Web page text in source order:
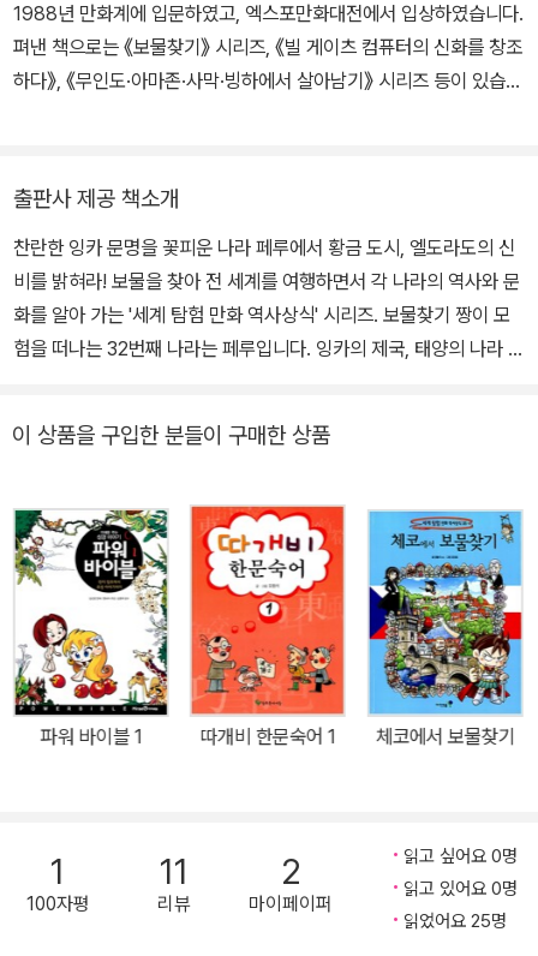
재할까요? 과연 팡이는 키푸의 암호를 풀고 페루의 보물을 찾아낼 수
있을까요?
1988년 만화계에 입문하였고, 엑스포만화대전에서 입상하였습니다.
펴낸 책으로는 《보물찾기》 시리즈, 《빌 게이츠 컴퓨터의 신화를 창조
하다》, 《무인도·아마존·사막·빙하에서 살아남기》 시리즈 등이 있습니
출판사 제공 책소개
찬란한 잉카 문명을 꽃피운 나라 페루에서 황금 도시, 엘도라도의 신
비를 밝혀라! 보물을 찾아 전 세계를 여행하면서 각 나라의 역사와 문
화를 알아 가는 '세계 탐험 만화 역사상식' 시리즈. 보물찾기 짱이 모
험을 떠나는 32번째 나라는 페루입니다. 잉카의 제국, 태양의 나라 페
자 키푸 등 신비로운 유물과 유적으로 가득한 페루는 우리나라와 지
데스 산맥에 위치한 지형적인 요인으로 다양한 자연환경을 자랑하며,
원주민과 메스티소, 백인 등 여러 인종으로 구성된 국가입니다. 15세
기에는 남아메리카에서 가장 광대한 잉카 제국을 이루었으나 100년
후 스페인의 피사로에게 정복되었고, 이후 300년 동안 스페인의 지
배를 받은 역사의 변화를 겪은 나라이기도 합니다. 유물에 대한 뛰어
난 상식과 놀라운 추리력으로 보물을 찾는 팡이! 이번에야말로 제대
로 진가를 발휘하겠다고 벼르는 이 조교와 페루에서 만난 잉카의 순
수한 혈통을 지닌 사야와 코야 자매! 이들이 펼치는 흥미진진한 이야
학습 내용과 사진 자료는 페루에 대한 더욱 풍성한 지식을 선물합니
픽추와 나스카, 키푸 등 아직도 비밀이 풀리지 않은 고대의 유적들로
이 상품을 구입한 분들이 구매한 상품
파워 바이블 1 따개비 한문숙어 1 체코에서 보물찾기
1
100자평
11
리뷰
2
마이페이퍼
읽고 싶어요 0명
읽고 있어요 0명
읽었어요 25명